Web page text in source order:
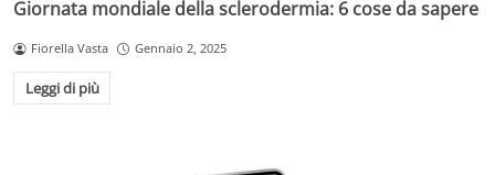
Giornata mondiale della sclerodermia: 6 cose da sapere
Fiorella Vasta Gennaio 2, 2025
Leggi di più